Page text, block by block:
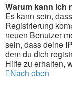
Warum kann ich
Es kann sein,
Registrierung
neuen Benutzer
sein, dass deine
dem du dich
Hilfe zu erhalten,
Nach oben